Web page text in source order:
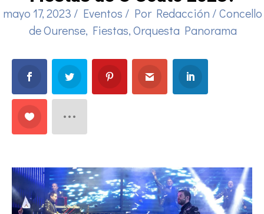
mayo 17, 2023 / Eventos / Por Redacción /Concello
de Ourense, Fiestas,Orquesta Panorama